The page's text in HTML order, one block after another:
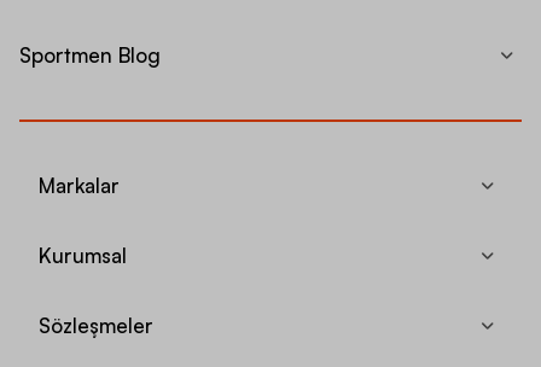
Sportmen Blog
Markalar
Kurumsal
Sözleşmeler